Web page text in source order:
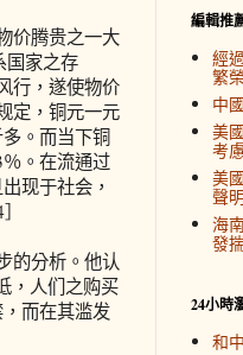
价腾贵之一大
国家之存
行，遂使物价
定，铜元一元
。而当下铜
。在流通过
现于社会，
的分析。他认
，人们之购买
而在其滥发
編輯推
經
繁
中
美
考
美
聲明
海
發
24小時
和